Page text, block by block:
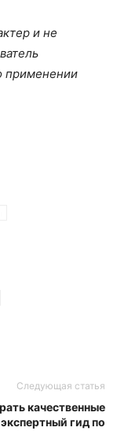
и не
применении
Следующая статья
качественные
гид по